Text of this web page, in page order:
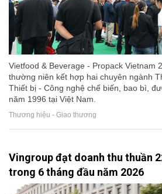
Vietfood & Beverage - Propack Vietnam
thường niên kết hợp hai chuyên ngành
Thiết bị - Công nghệ chế biến, bao bì,
năm 1996 tại Việt Nam.
Thương hiệu - Giao thương
Vingroup đạt doanh thu thuần
trong 6 tháng đầu năm 2026